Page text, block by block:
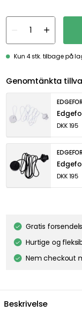
Kun 4 stk. tilbage på
Genomtänkta
DKK 195
DKK 195
Gratis
Hurtige og
Nem checkout
Beskrivelse